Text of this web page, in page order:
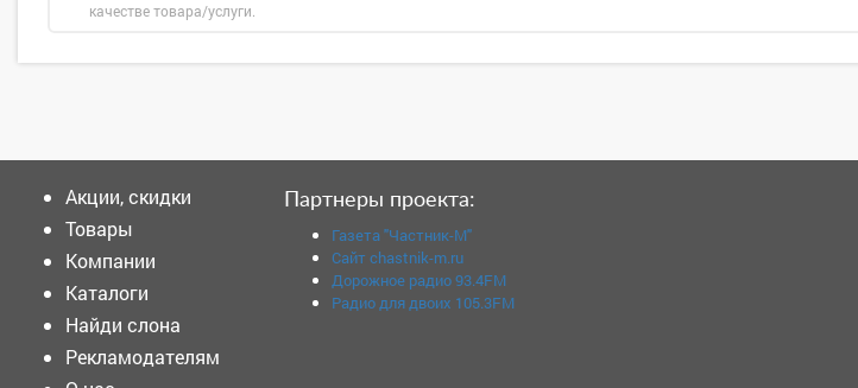
качестве товара/услуги.
Акции, скидки
Товары
Компании
Каталоги
Найди слона
Рекламодателям
Партнеры проекта:
Газета "Частник-М"
Сайт chastnik-m.ru
Дорожное радио 93.4FM
Радио для двоих 105.3FM